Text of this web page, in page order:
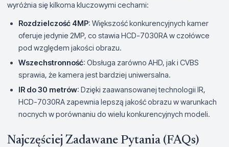
wyróżnia się kilkoma kluczowymi cechami:
Rozdzielczość 4MP: Większość konkurencyjnych kamer
oferuje jedynie 2MP, co stawia HCD-7030RA w czołówce
pod względem jakości obrazu.
Wszechstronność: Obsługa zarówno AHD, jak i CVBS
sprawia, że kamera jest bardziej uniwersalna.
IR do 30 metrów: Dzięki zaawansowanej technologii IR,
HCD-7030RA zapewnia lepszą jakość obrazu w warunkach
nocnych w porównaniu do wielu konkurencyjnych modeli.
Najczęściej Zadawane Pytania (FAQs)